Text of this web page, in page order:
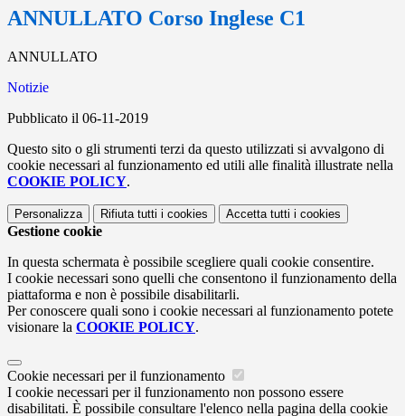
ANNULLATO Corso Inglese C1
ANNULLATO
Notizie
Pubblicato il 06-11-2019
Questo sito o gli strumenti terzi da questo utilizzati si avvalgono di
cookie necessari al funzionamento ed utili alle finalità illustrate nella
COOKIE POLICY.
Personalizza Rifiuta tutti i cookies Accetta tutti i cookies
Gestione cookie
In questa schermata è possibile scegliere quali cookie consentire.
I cookie necessari sono quelli che consentono il funzionamento della
piattaforma e non è possibile disabilitarli.
Per conoscere quali sono i cookie necessari al funzionamento potete
visionare la COOKIE POLICY.
Cookie necessari per il funzionamento
I cookie necessari per il funzionamento non possono essere
disabilitati. È possibile consultare l'elenco nella pagina della cookie